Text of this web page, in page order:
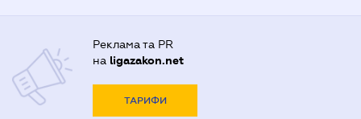
Реклама та PR
на ligazakon.net
ТАРИФИ